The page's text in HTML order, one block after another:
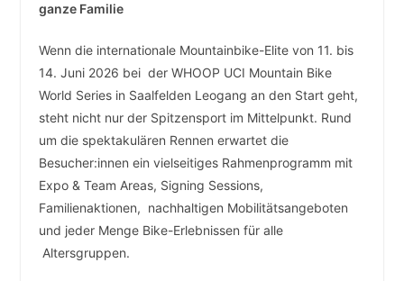
ganze Familie
Wenn die internationale Mountainbike-Elite von 11. bis
14. Juni 2026 bei der WHOOP UCI Mountain Bike
World Series in Saalfelden Leogang an den Start geht,
steht nicht nur der Spitzensport im Mittelpunkt. Rund
um die spektakulären Rennen erwartet die
Besucher:innen ein vielseitiges Rahmenprogramm mit
Expo & Team Areas, Signing Sessions,
Familienaktionen, nachhaltigen Mobilitätsangeboten
und jeder Menge Bike-Erlebnissen für alle
Altersgruppen.